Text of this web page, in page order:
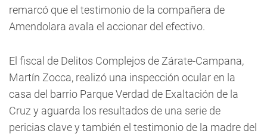
remarcó que el testimonio de la compañera de
Amendolara avala el accionar del efectivo.
El fiscal de Delitos Complejos de Zárate-Campana,
Martín Zocca, realizó una inspección ocular en la
casa del barrio Parque Verdad de Exaltación de la
Cruz y aguarda los resultados de una serie de
pericias clave y también el testimonio de la madre del